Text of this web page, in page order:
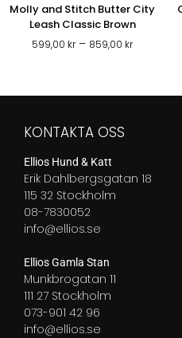
Molly and Stitch Butter City
Leash Classic Brown
599,00 kr – 859,00 kr
859,00 kr
KONTAKTA OSS
Ellios Hund & Katt
Erik Dahlbergsgatan 18
115 32 Stockholm
08-7830052
info@ellios.se
Ellios Gamla Stan
Munkbrogatan 11
111 27 Stockholm
073-901 42 96
info@ellios.se